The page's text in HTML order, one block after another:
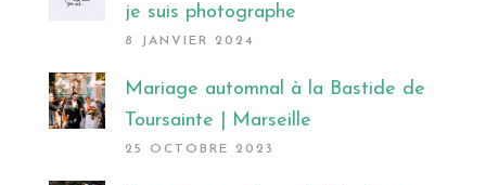
je suis photographe
8 JANVIER 2024
Mariage automnal à la Bastide de
Toursainte | Marseille
25 OCTOBRE 2023